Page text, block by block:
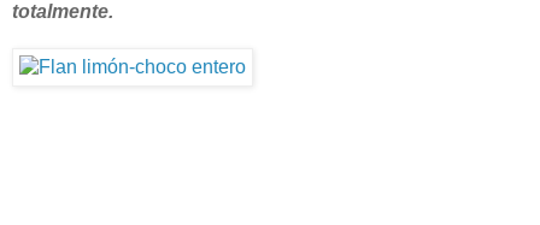
totalmente.